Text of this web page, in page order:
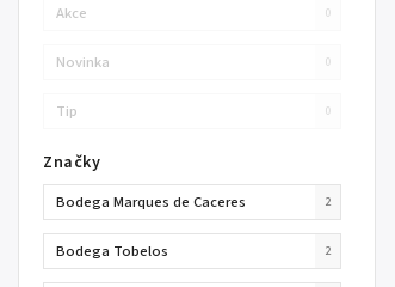
Akce 0
Novinka 0
Tip 0
Značky
Bodega Marques de Caceres 2
Bodega Tobelos 2